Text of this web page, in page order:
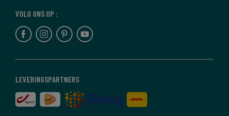
LEVERINGSPARTNERS
VOLG ONS OP :